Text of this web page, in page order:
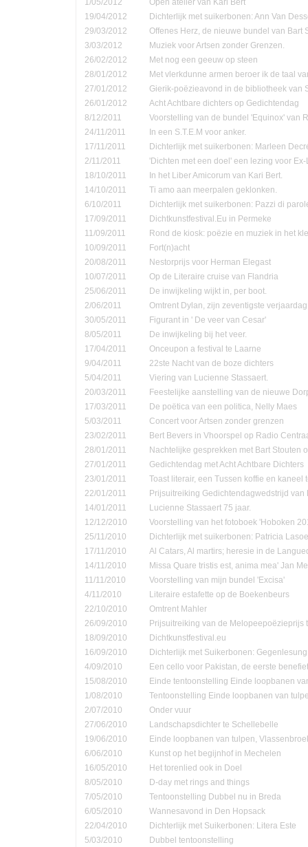
19/04/2012
Dichterlijk met suikerbonen: Ann Van
29/03/2012
Offenes Herz, de nieuwe bundel van Bart
3/03/2012
Muziek voor Artsen zonder Grenzen.
26/02/2012
Met nog een geeuw op steen
28/01/2012
Met vlerkdunne armen beroer ik de taal
27/01/2012
Gierik-poëzieavond in de bibliotheek van
26/01/2012
Acht Achtbare dichters op Gedichtendag
8/12/2011
Voorstelling van de bundel 'Equinox' van
24/11/2011
In een S.T.E.M voor anker.
17/11/2011
Dichterlijk met suikerbonen: Marleen
2/11/2011
'Dichten met een doel' een lezing voor
18/10/2011
In het Liber Amicorum van Kari Bert.
14/10/2011
Ti amo aan meerpalen geklonken.
6/10/2011
Dichterlijk met suikerbonen: Pazzi di
17/09/2011
Dichtkunstfestival.Eu in Permeke
11/09/2011
Rond de kiosk: poëzie en muziek in het
10/09/2011
Fort(n)acht
20/08/2011
Nestorprijs voor Herman Elegast
10/07/2011
Op de Literaire cruise van Flandria
25/06/2011
De inwijkeling wijkt in, per boot.
2/06/2011
Omtrent Dylan, zijn zeventigste verjaardag
30/05/2011
Figurant in ' De veer van Cesar'
8/05/2011
De inwijkeling bij het veer.
17/04/2011
Onceupon a festival te Laarne
9/04/2011
22ste Nacht van de boze dichters
5/04/2011
Viering van Lucienne Stassaert.
20/03/2011
Feestelijke aanstelling van de nieuwe
17/03/2011
De poëtica van een politica, Nelly Maes
5/03/2011
Concert voor Artsen zonder grenzen
23/02/2011
Bert Bevers in Vhoorspel op Radio
28/01/2011
Nachtelijke gesprekken met Bart Stouten
27/01/2011
Gedichtendag met Acht Achtbare Dichters
23/01/2011
Toast literair, een Tussen koffie en kaneel
22/01/2011
Prijsuitreiking Gedichtendagwedstrijd van
14/01/2011
Lucienne Stassaert 75 jaar.
12/12/2010
Voorstelling van het fotoboek 'Hoboken
25/11/2010
Dichterlijk met suikerbonen: Patricia
17/11/2010
Al Catars, Al martirs; heresie in de
14/11/2010
Missa Quare tristis est, anima mea' Jan
11/11/2010
Voorstelling van mijn bundel 'Excisa'
4/11/2010
Literaire estafette op de Boekenbeurs
22/10/2010
Omtrent Mahler
26/09/2010
Prijsuitreiking van de Melopeepoëzieprijs
18/09/2010
Dichtkunstfestival.eu
16/09/2010
Dichterlijk met Suikerbonen:
4/09/2010
Een cello voor Pakistan, de eerste
15/08/2010
Einde tentoonstelling Einde loopbanen
1/08/2010
Tentoonstelling Einde loopbanen van
2/07/2010
Onder vuur
27/06/2010
Landschapsdichter te Schellebelle
19/06/2010
Einde loopbanen van tulpen,
6/06/2010
Kunst op het begijnhof in Mechelen
16/05/2010
Het torenlied ook in Doel
8/05/2010
D-day met rings and things
7/05/2010
Tentoonstelling Dubbel nu in Breda
6/05/2010
Wannesavond in Den Hopsack
22/04/2010
Dichterlijk met Suikerbonen: Litera Este
5/03/2010
Dubbel tentoonstelling